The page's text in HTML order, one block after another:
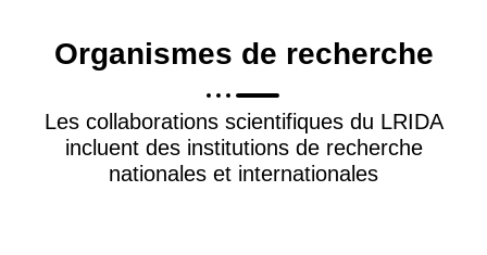
Organismes de recherche
Les collaborations scientifiques du LRIDA
incluent des institutions de recherche
nationales et internationales